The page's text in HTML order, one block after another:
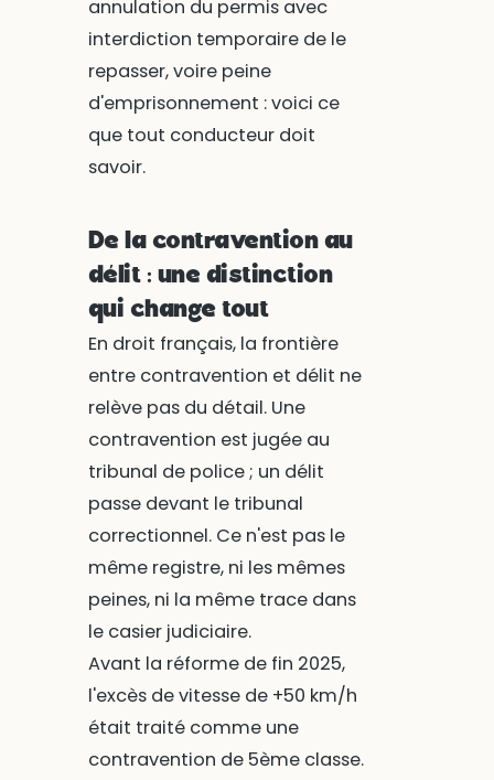
annulation du permis avec
interdiction temporaire de le
repasser, voire peine
d'emprisonnement : voici ce
que tout conducteur doit
savoir.
De la contravention au
délit : une distinction
qui change tout
En droit français, la frontière
entre contravention et délit ne
relève pas du détail. Une
contravention est jugée au
tribunal de police ; un délit
passe devant le tribunal
correctionnel. Ce n'est pas le
même registre, ni les mêmes
peines, ni la même trace dans
le casier judiciaire.
Avant la réforme de fin 2025,
l'excès de vitesse de +50 km/h
était traité comme une
contravention de 5ème classe.